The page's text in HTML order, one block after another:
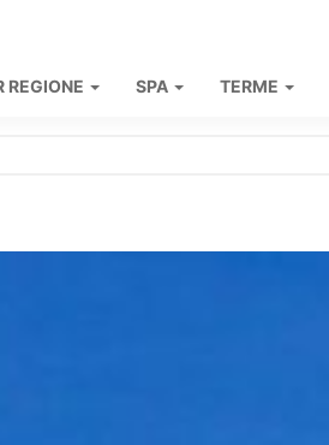
REGIONE SPA TERME